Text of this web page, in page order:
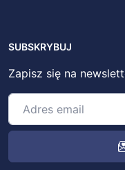
SUBSKRYBUJ
Zapisz się na